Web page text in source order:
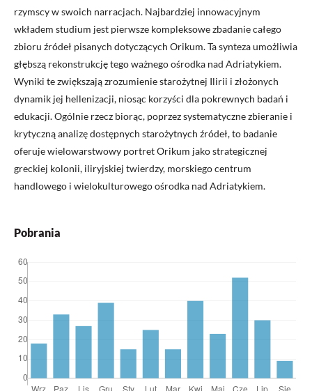
rzymscy w swoich narracjach. Najbardziej innowacyjnym
wkładem studium jest pierwsze kompleksowe zbadanie całego
zbioru źródeł pisanych dotyczących Orikum. Ta synteza umożliwia
głębszą rekonstrukcję tego ważnego ośrodka nad Adriatykiem.
Wyniki te zwiększają zrozumienie starożytnej Ilirii i złożonych
dynamik jej hellenizacji, niosąc korzyści dla pokrewnych badań i
edukacji. Ogólnie rzecz biorąc, poprzez systematyczne zbieranie i
krytyczną analizę dostępnych starożytnych źródeł, to badanie
oferuje wielowarstwowy portret Orikum jako strategicznej
greckiej kolonii, iliryjskiej twierdzy, morskiego centrum
handlowego i wielokulturowego ośrodka nad Adriatykiem.
Pobrania